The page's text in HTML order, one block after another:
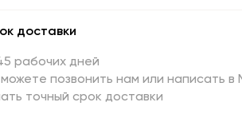
доставки
рабочих дней
позвонить нам или написать в
точный срок доставки